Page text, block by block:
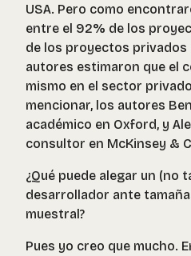
USA. Pero como
entre el 92% de los
de los proyectos privados
autores estimaron que el
mismo en el sector
mencionar, los autores
académico en Oxford, y
consultor en McKinsey &
¿Qué puede alegar un (no
desarrollador ante
muestral?
Pues yo creo que mucho.